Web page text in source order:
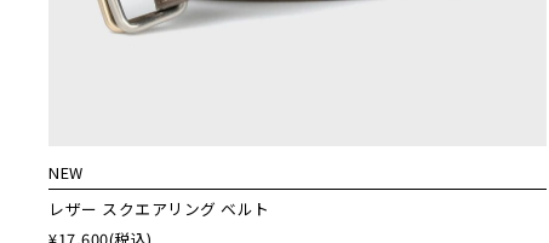
NEW
レザー スクエアリング ベルト